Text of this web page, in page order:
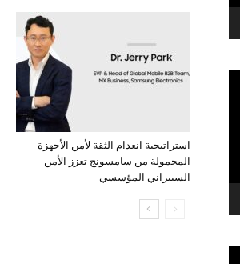
استراتيجية انعدام الثقة لأمن الأجهزة
المحمولة من سامسونج تعزز الأمن
السيبراني المؤسسي